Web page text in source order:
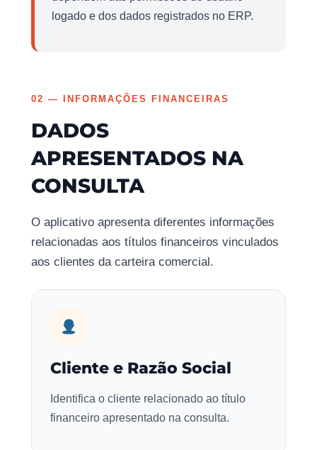
logado e dos dados registrados no ERP.
02 — INFORMAÇÕES FINANCEIRAS
DADOS
APRESENTADOS NA
CONSULTA
O aplicativo apresenta diferentes informações
relacionadas aos títulos financeiros vinculados
aos clientes da carteira comercial.
Cliente e Razão Social
Identifica o cliente relacionado ao título
financeiro apresentado na consulta.